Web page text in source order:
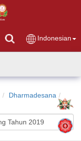
Indonesian
Dharmadesana